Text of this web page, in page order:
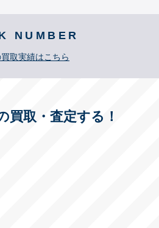
NUMBER
取実績はこちら
買取・査定する！